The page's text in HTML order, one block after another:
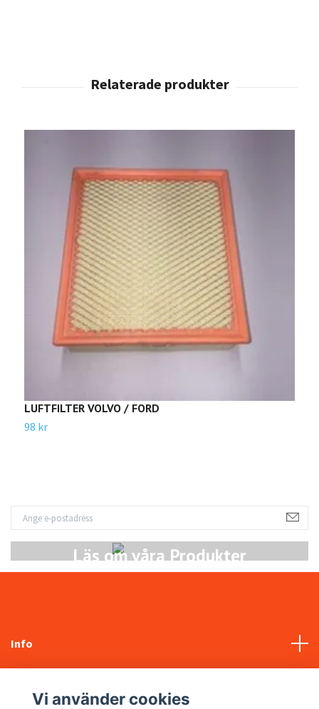
Läs om våra Produkter
LUFTFILTER VOLVO / FORD
98 kr
Info
Vi använder cookies